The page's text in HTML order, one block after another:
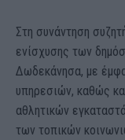
Στη συνάντηση
ενίσχυσης των
Δωδεκάνησα, με
υπηρεσιών, καθώς
αθλητικών
των τοπικών